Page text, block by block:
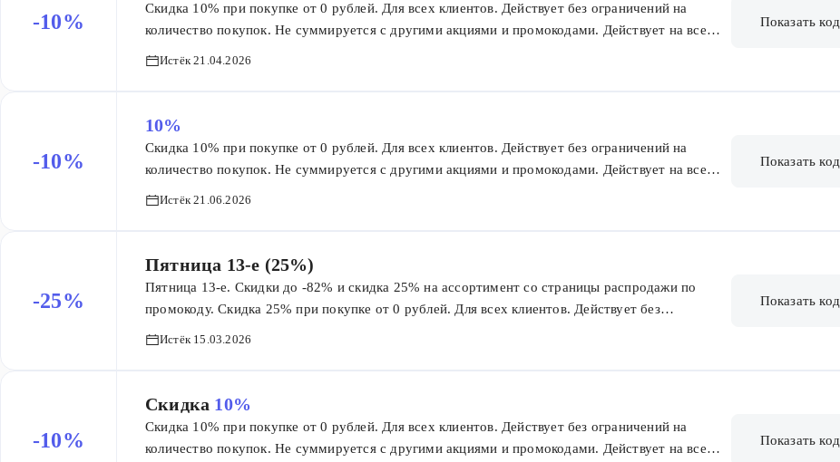
-10%
Скидка 10% при покупке от 0 рублей. Для всех клиентов. Действует без ограничений на
количество покупок. Не суммируется с другими акциями и промокодами. Действует на все
Истёк 21.04.2026
Показать код
-10%
10%
Скидка 10% при покупке от 0 рублей. Для всех клиентов. Действует без ограничений на
количество покупок. Не суммируется с другими акциями и промокодами. Действует на все
Истёк 21.06.2026
Показать код
-25%
Пятница 13-е (25%)
Пятница 13-е. Cкидки до -82% и скидка 25% на ассортимент со страницы распродажи по
промокоду. Скидка 25% при покупке от 0 рублей. Для всех клиентов. Действует без
Истёк 15.03.2026
Показать код
-10%
Скидка 10%
Скидка 10% при покупке от 0 рублей. Для всех клиентов. Действует без ограничений на
количество покупок. Не суммируется с другими акциями и промокодами. Действует на все
Показать код